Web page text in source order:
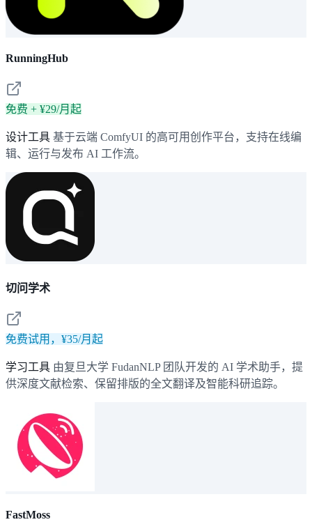
RunningHub
免费 + ¥29/月起
设计工具 基于云端 ComfyUI 的高可用创作平台，支持在线编
辑、运行与发布 AI 工作流。
切问学术
免费试用，¥35/月起
学习工具 由复旦大学 FudanNLP 团队开发的 AI 学术助手，提
供深度文献检索、保留排版的全文翻译及智能科研追踪。
FastMoss